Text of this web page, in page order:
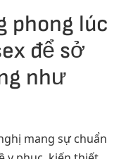
phong lúc
để sở
như
mang sự chuẩn